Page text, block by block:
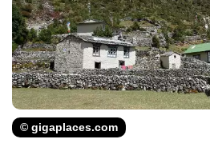
© gigaplaces.com